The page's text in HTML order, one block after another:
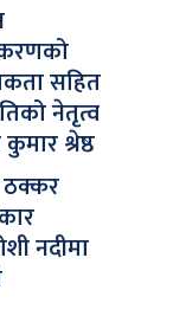
सहित
नेतृत्व
श्रेष्ठ
नदीमा